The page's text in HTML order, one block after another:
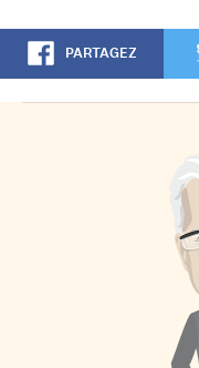
PARTAGEZ